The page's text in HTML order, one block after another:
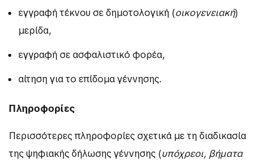
εγγραφή τέκνου σε δημοτολογική (οικογενειακή)
μερίδα,
εγγραφή σε ασφαλιστικό φορέα,
αίτηση για το επίδομα γέννησης.
Πληροφορίες
Περισσότερες πληροφορίες σχετικά με τη διαδικασία
της ψηφιακής δήλωσης γέννησης (υπόχρεοι, βήματα